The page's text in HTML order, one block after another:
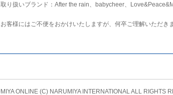
取り扱いブランド：After the rain、babycheer、
お客様にはご不便をおかけいたしますが、何卒ご理解いただき